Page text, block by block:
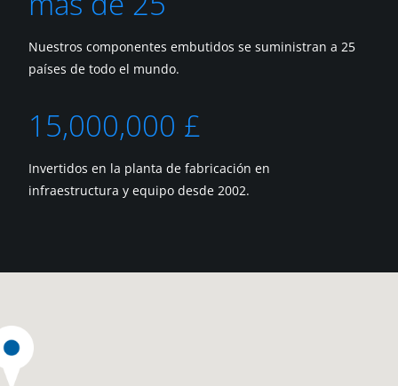
Nuestros componentes embutidos se suministran a 25
países de todo el mundo.
15,000,000 £
Invertidos en la planta de fabricación en
infraestructura y equipo desde 2002.